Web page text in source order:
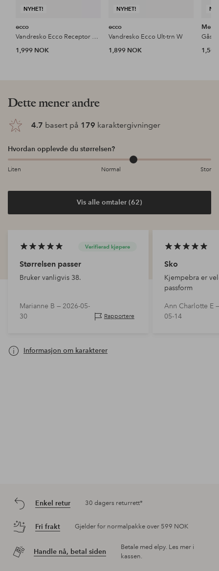
NYHET!
ecco
Vandresko Ecco Receptor XP W
1,999 NOK
NYHET!
ecco
Vandresko Ecco Ult-trn W
1,899 NOK
Dette mener andre
4.7 basert på 179 karaktergivninger
Hvordan opplevde du størrelsen?
Liten Normal Stor
Vis alle omtaler (62)
Verifierad kjøpere
Størrelsen passer
Bruker vanligvis 38.
Marianne B — 2026-05-
30
Rapportere
Sko
Kjempebra er
passform
Ann Charlotte E
05-14
Informasjon om karakterer
Enkel retur 30 dagers returrett*
Fri frakt Gjelder for normalpakke over 599 NOK
Handle nå, betal siden
Betale med elpy. Les mer i
kassen.